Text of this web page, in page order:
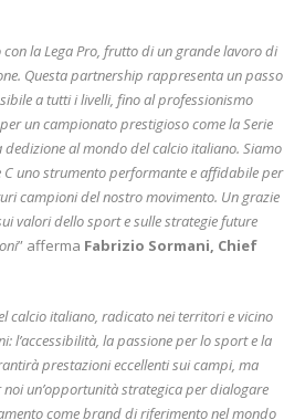
la Lega Pro, frutto di un grande lavoro di
Questa partnership rappresenta un passo
a tutti i livelli, fino al professionismo
un campionato prestigioso come la Serie
al mondo del calcio italiano. Siamo
uno strumento performante e affidabile per
campioni del nostro movimento. Un grazie
valori dello sport e sulle strategie future
” afferma Fabrizio Sormani, Chief
calcio italiano, radicato nei territori e vicino
l’accessibilità, la passione per lo sport e la
prestazioni eccellenti sui campi, ma
un’opportunità strategica per dialogare
come brand di riferimento nel mondo